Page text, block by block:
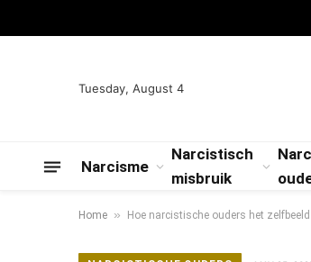
Tuesday, August 4
Narcisme
Narcistisch
misbruik
Home » Hoe narcistische ouders het